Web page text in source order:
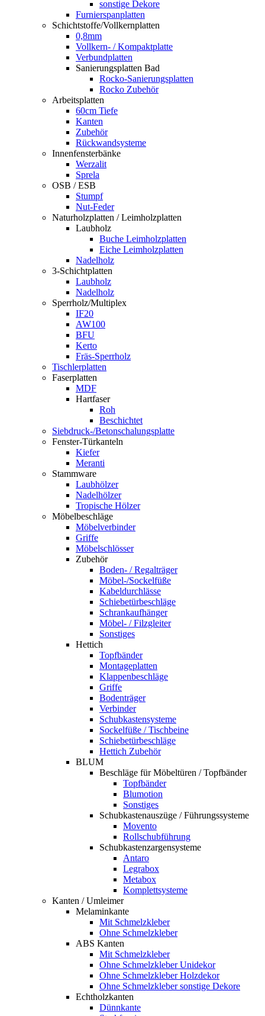
sonstige Dekore
Furnierspanplatten
Schichtstoffe/Vollkernplatten
0,8mm
Vollkern- / Kompaktplatte
Verbundplatten
Sanierungsplatten Bad
Rocko-Sanierungsplatten
Rocko Zubehör
Arbeitsplatten
60cm Tiefe
Kanten
Zubehör
Rückwandsysteme
Innenfensterbänke
Werzalit
Sprela
OSB / ESB
Stumpf
Nut-Feder
Naturholzplatten / Leimholzplatten
Laubholz
Buche Leimholzplatten
Eiche Leimholzplatten
Nadelholz
3-Schichtplatten
Laubholz
Nadelholz
Sperrholz/Multiplex
IF20
AW100
BFU
Kerto
Fräs-Sperrholz
Tischlerplatten
Faserplatten
MDF
Hartfaser
Roh
Beschichtet
Siebdruck-/Betonschalungsplatte
Fenster-Türkanteln
Kiefer
Meranti
Stammware
Laubhölzer
Nadelhölzer
Tropische Hölzer
Möbelbeschläge
Möbelverbinder
Griffe
Möbelschlösser
Zubehör
Boden- / Regalträger
Möbel-/Sockelfüße
Kabeldurchlässe
Schiebetürbeschläge
Schrankaufhänger
Möbel- / Filzgleiter
Sonstiges
Hettich
Topfbänder
Montageplatten
Klappenbeschläge
Griffe
Bodenträger
Verbinder
Schubkastensysteme
Sockelfüße / Tischbeine
Schiebetürbeschläge
Hettich Zubehör
BLUM
Beschläge für Möbeltüren / Topfbänder
Topfbänder
Blumotion
Sonstiges
Schubkastenauszüge / Führungssysteme
Movento
Rollschubführung
Schubkastenzargensysteme
Antaro
Legrabox
Metabox
Komplettsysteme
Kanten / Umleimer
Melaminkante
Mit Schmelzkleber
Ohne Schmelzkleber
ABS Kanten
Mit Schmelzkleber
Ohne Schmelzkleber Unidekor
Ohne Schmelzkleber Holzdekor
Ohne Schmelzkleber sonstige Dekore
Echtholzkanten
Dünnkante